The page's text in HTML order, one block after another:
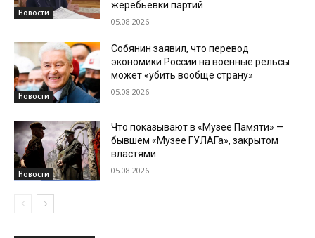
Новости
жеребьевки партий
05.08.2026
Новости
Собянин заявил, что перевод
экономики России на военные рельсы
может «убить вообще страну»
05.08.2026
Новости
Что показывают в «Музее Памяти» —
бывшем «Музее ГУЛАГа», закрытом
властями
05.08.2026